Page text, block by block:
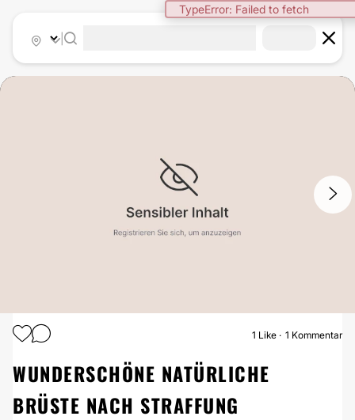
TypeError: Failed to fetch
BRUSTSTRAFFUNG
1 Like 1 Kommentar
WUNDERSCHÖNE NATÜRLICHE
BRÜSTE NACH STRAFFUNG